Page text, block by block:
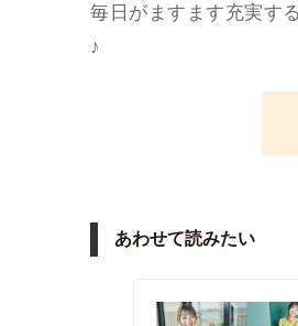
毎日がますます充実す
♪
あわせて読みたい